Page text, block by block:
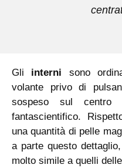
Gli interni sono
volante privo di
sospeso sul centro
fantascientifico.
una quantità di pelle
a parte questo
molto simile a quelli